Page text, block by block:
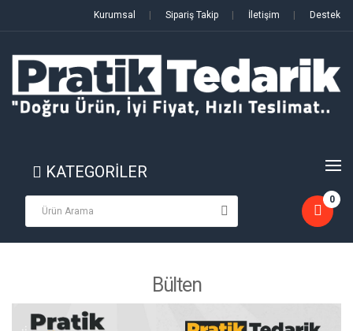
Kurumsal Sipariş Takip İletişim Destek
KATEGORİLER
0
Bülten